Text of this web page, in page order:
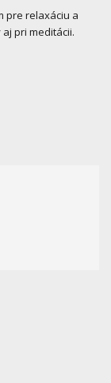
pre relaxáciu a
pri meditácii.